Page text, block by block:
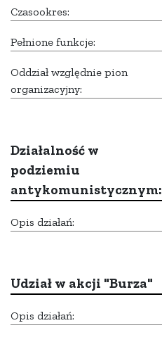
Czasookres:
Pełnione funkcje:
Oddział względnie pion
organizacyjny:
Działalność w
podziemiu
antykomunistycznym:
Opis działań:
Udział w akcji "Burza"
Opis działań: